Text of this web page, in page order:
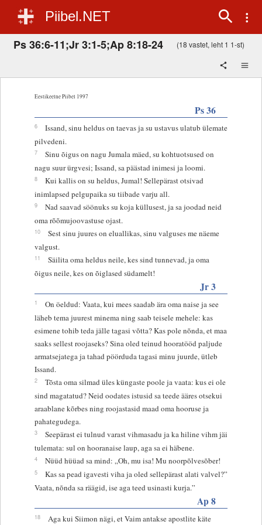
Piibel.NET
Ps 36:6-11;Jr 3:1-5;Ap 8:18-24 (18 vastet, leht 1 1-st)
Eestikeelne Piibel 1997
Ps 36
6
Issand, sinu heldus on taevas ja su ustavus ulatub ülemate
pilvedeni.
7
Sinu õigus on nagu Jumala mäed, su kohtuotsused on
nagu suur ürgvesi; Issand, sa päästad inimesi ja loomi.
8
Kui kallis on su heldus, Jumal! Sellepärast otsivad
inimlapsed pelgupaika su tiibade varju all.
9
Nad saavad söönuks su koja küllusest, ja sa joodad neid
oma rõõmujoovastuse ojast.
10
Sest sinu juures on eluallikas, sinu valguses me näeme
valgust.
11
Säilita oma heldus neile, kes sind tunnevad, ja oma
õigus neile, kes on õiglased südamelt!
Jr 3
1
On öeldud: Vaata, kui mees saadab ära oma naise ja see
läheb tema juurest minema ning saab teisele mehele: kas
esimene tohib teda jälle tagasi võtta? Kas pole nõnda, et maa
saaks sellest roojaseks? Sina oled teinud hooratööd paljude
armatsejatega ja tahad pöörduda tagasi minu juurde, ütleb
Issand.
2
Tõsta oma silmad üles küngaste poole ja vaata: kus ei ole
sind magatatud? Neid oodates istusid sa teede ääres otsekui
araablane kõrbes ning roojastasid maad oma hooruse ja
pahategudega.
3
Seepärast ei tulnud varast vihmasadu ja ka hiline vihm jäi
tulemata: sul on hooranaise laup, aga sa ei häbene.
4 Nüüd hüüad sa mind: „Oh, mu isa! Mu noorpõlvesõber!
5
Kas sa pead igavesti viha ja oled sellepärast alati valvel?”
Vaata, nõnda sa räägid, ise aga teed usinasti kurja.”
Ap 8
18 Aga kui Siimon nägi, et Vaim antakse apostlite käte